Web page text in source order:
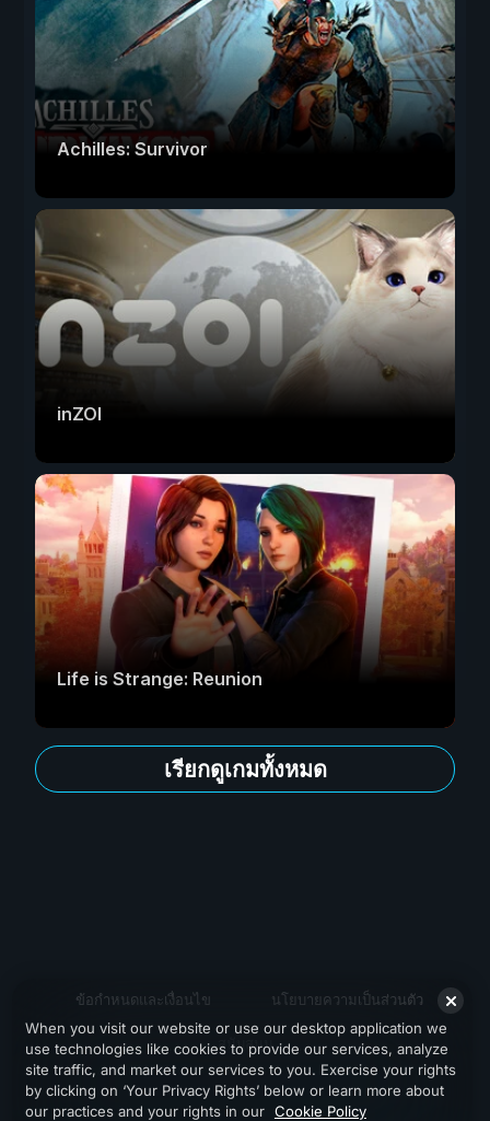
Achilles: Survivor
inZOI
Life is Strange: Reunion
เรียกดูเกมทั้งหมด
ข้อกำหนดและเงื่อนไข นโยบายความเป็นส่วนตัว
สนับสนุน
When you visit our website or use our desktop application we
use technologies like cookies to provide our services, analyze
site traffic, and market our services to you. Exercise your rights
by clicking on ‘Your Privacy Rights’ below or learn more about
our practices and your rights in our Cookie Policy